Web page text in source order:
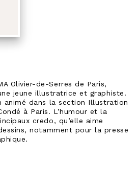
Olivier-de-Serres de Paris,
jeune illustratrice et graphiste.
animé dans la section Illustration
à Paris. L’humour et la
credo, qu’elle aime
notamment pour la presse